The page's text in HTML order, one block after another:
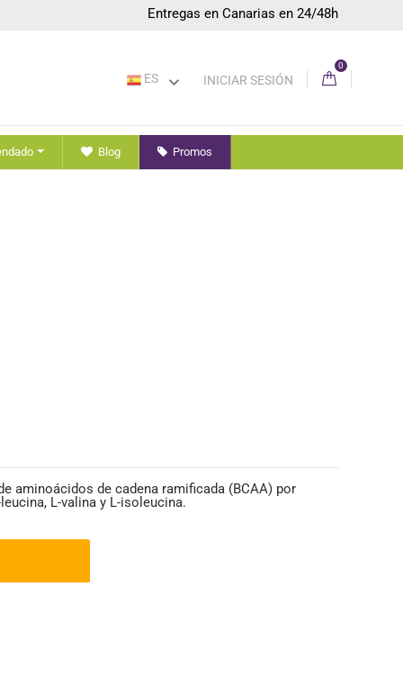
Entregas en Canarias en 24/48h
ES INICIAR SESIÓN
0
Blog Promos
aminoácidos de cadena ramificada (BCAA) por
L-valina y L-isoleucina.